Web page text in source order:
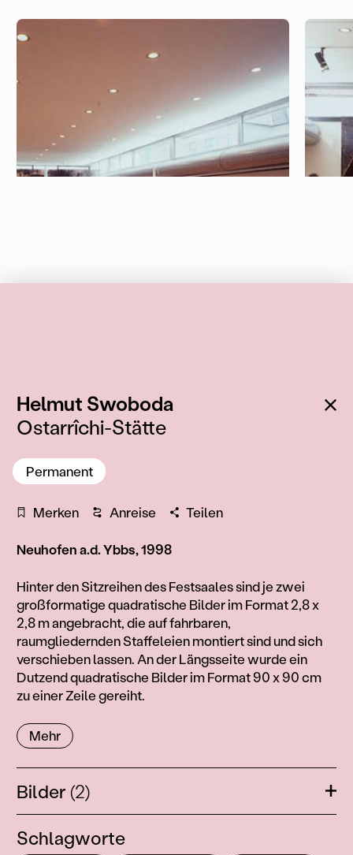
Helmut Swoboda:
Ostarrîchi-Stätte
Permanent
Merken Anreise Teilen
Neuhofen a.d. Ybbs, 1998
Information
Hinter den Sitzreihen des Festsaales sind je zwei
großformatige quadratische Bilder im Format 2,8 x
2,8 m angebracht, die auf fahrbaren,
raumgliedernden Staffeleien montiert sind und sich
verschieben lassen. An der Längsseite wurde ein
Dutzend quadratische Bilder im Format 90 x 90 cm
zu einer Zeile gereiht.
Mehr
Bilder (2)
Schlagworte